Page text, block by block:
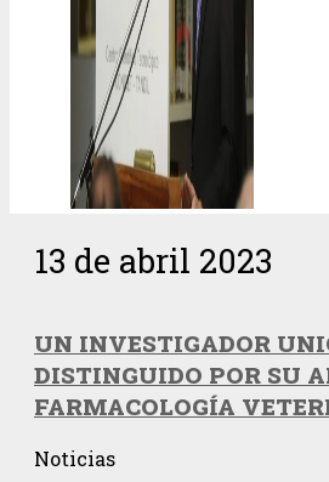
13 de abril 2023
UN INVESTIGADOR
DISTINGUIDO POR SU
FARMACOLOGÍA
Noticias